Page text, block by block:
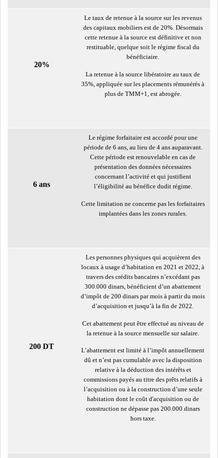
L’ATB RENFORCE SON
OFFICE PLAST : UNE LEVÉE DE
OFFICEPLAST : YASSINE ABID
ANIMERA UNE C...
ENNAKL LÈVE 60 MD SUR LE
TAXE SUR LE PATR...
FISCALITÉ : LONGUE LISTE
DES ACTIVITÉS Q...
20%
Le taux de retenue à la source sur les revenus
des capitaux mobiliers est de 20%. Désormais
cette retenue à la source est définitive et non
restituable, quelque soit le régime fiscal du
bénéficiaire.
La retenue à la source libératoire au taux de
35%, appliquée sur les placements rémunérés à
plus de TMM+1, est abrogée.
6 ans
Le régime forfaitaire est accordé pour une
période de 6 ans, au lieu de 4 ans auparavant.
Cette période est renouvelable en cas de
présentation des données nécessaires
concernant l’activité et qui justifient
l’éligibilité au bénéfice dudit régime.
Cette limitation ne concerne pas les forfaitaires
implantées dans les zones rurales.
200 DT
Les personnes physiques qui acquièrent des
locaux à usage d’habitation en 2021 et 2022, à
travers des crédits bancaires n’excédant pas
300.000 dinars, bénéficient d’un abattement
d’impôt de 200 dinars par mois à partir du mois
d’acquisition et jusqu’à la fin de 2022.
Cet abattement peut être effectué au niveau de
la retenue à la source mensuelle sur salaire.
L’abattement est limité à l’impôt annuellement
dû et n’est pas cumulable avec la disposition
relative à la déduction des intérêts et
commissions payés au titre des prêts relatifs à
l’acquisition ou à la construction d’une seule
habitation dont le coût d'acquisition ou de
construction ne dépasse pas 200.000 dinars
hors taxe.